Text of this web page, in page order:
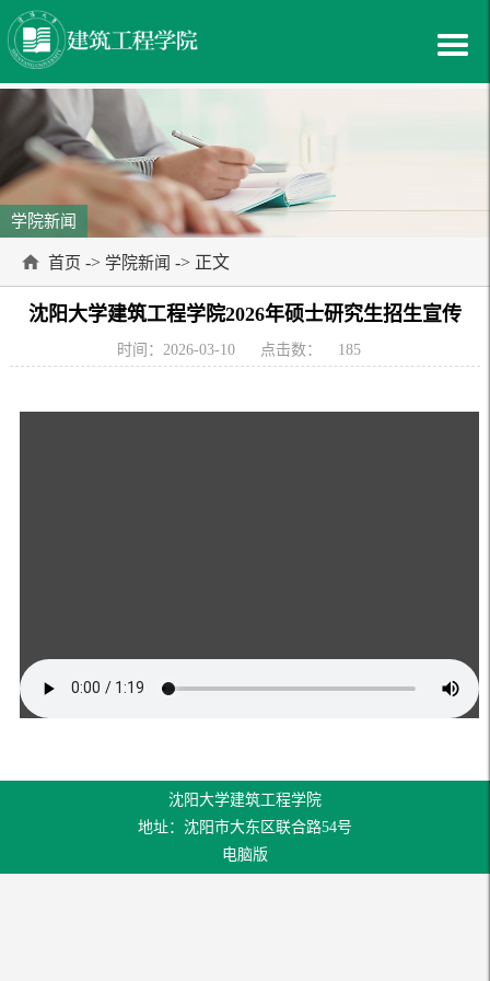
学院新闻
首页 -> 学院新闻 -> 正文
沈阳大学建筑工程学院2026年硕士研究生招生宣传
时间：2026-03-10 点击数： 185
沈阳大学建筑工程学院
地址：沈阳市大东区联合路54号
电脑版